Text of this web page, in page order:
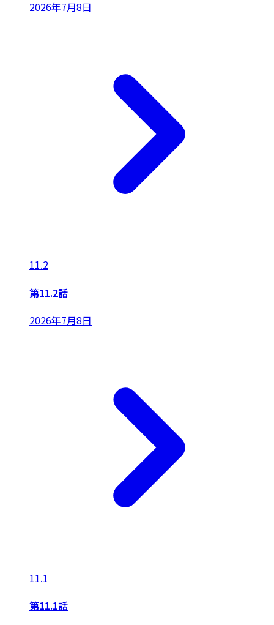
2026年7月8日
11.2
第11.2話
2026年7月8日
11.1
第11.1話